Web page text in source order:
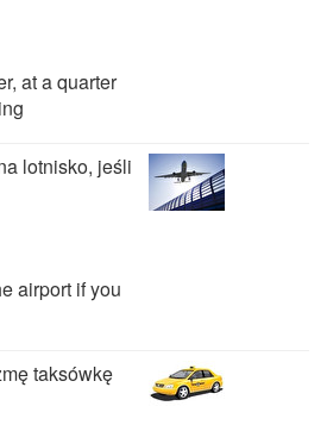
at a quarter
lotnisko, jeśli
airport if you
taksówkę